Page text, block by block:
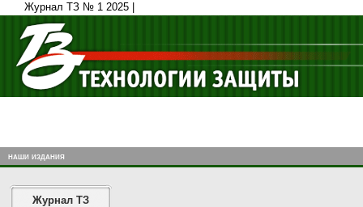
Журнал ТЗ № 1 2025 |
наши издания
Журнал ТЗ